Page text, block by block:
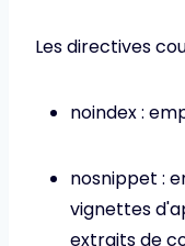
Les directives
noindex :
nosnippet :
vignettes
extraits de